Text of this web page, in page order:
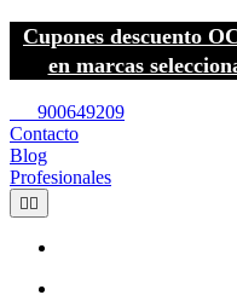
Cupones descuento
en marcas
900649209
Contacto
Blog
Profesionales
 